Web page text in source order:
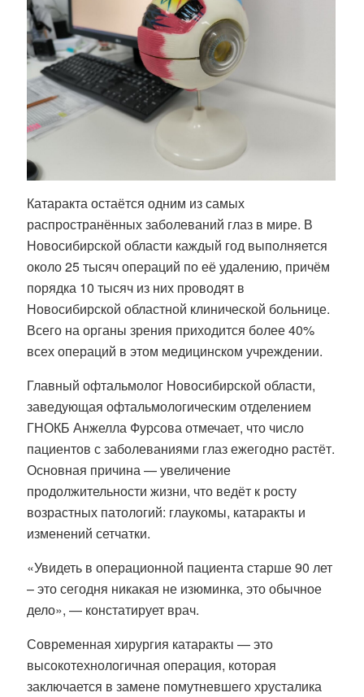
Катаракта остаётся одним из самых
распространённых заболеваний глаз в мире. В
Новосибирской области каждый год выполняется
около 25 тысяч операций по её удалению, причём
порядка 10 тысяч из них проводят в
Новосибирской областной клинической больнице.
Всего на органы зрения приходится более 40%
всех операций в этом медицинском учреждении.
Главный офтальмолог Новосибирской области,
заведующая офтальмологическим отделением
ГНОКБ Анжелла Фурсова отмечает, что число
пациентов с заболеваниями глаз ежегодно растёт.
Основная причина — увеличение
продолжительности жизни, что ведёт к росту
возрастных патологий: глаукомы, катаракты и
изменений сетчатки.
«Увидеть в операционной пациента старше 90 лет
– это сегодня никакая не изюминка, это обычное
дело», — констатирует врач.
Современная хирургия катаракты — это
высокотехнологичная операция, которая
заключается в замене помутневшего хрусталика